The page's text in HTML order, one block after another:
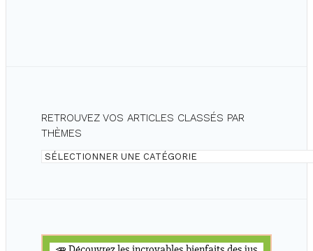
RETROUVEZ VOS ARTICLES CLASSÉS PAR
THÈMES
Retrouvez